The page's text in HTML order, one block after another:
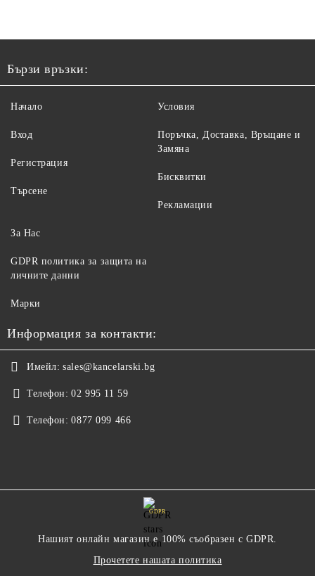
Бързи връзки:
Начало
Вход
Регистрация
Търсене
Условия
Поръчка, Доставка, Връщане и
Замяна
Бисквитки
Рекламации
За Нас
GDPR политика за защита на
личните данни
Марки
Информация за контакти:
Имейл: sales@kancelarski.bg
Телефон: 02 995 11 59
Телефон: 0877 099 466
GDPR
Нашият онлайн магазин е 100% съобразен с GDPR.
Прочетете нашата политика